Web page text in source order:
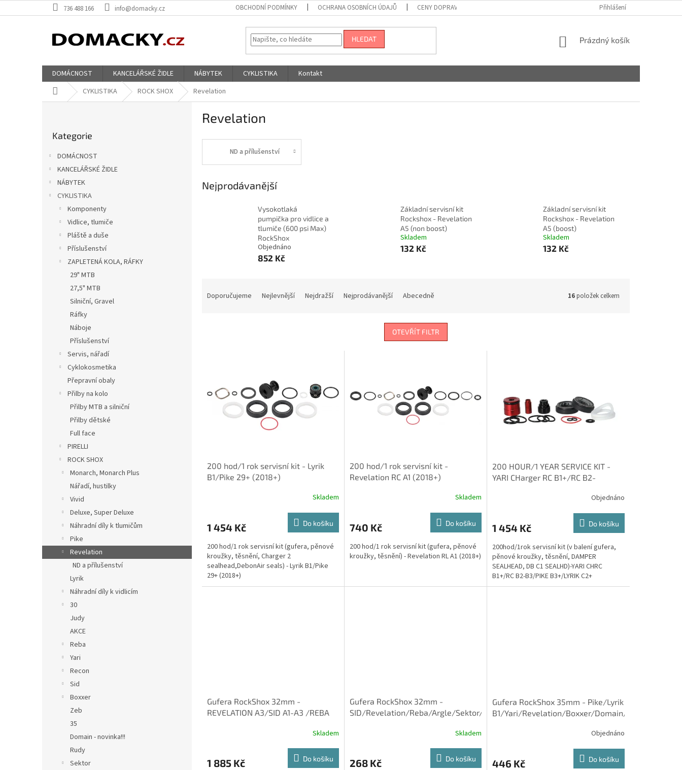
na
736 488 166 info@domacky.cz OBCHODNÍ PODMÍNKY OCHRANA OSOBNÍCH ÚDAJŮ CENY DOPRAVY Přihlášení
HLEDAT
NÁKUPNÍ
Prázdný košík
DOMÁCNOST KANCELÁŘSKÉ ŽIDLE NÁBYTEK CYKLISTIKA
Kontakt
Domů CYKLISTIKA ROCK SHOX Revelation
kategorie
Kategorie
DOMÁCNOST
KANCELÁŘSKÉ ŽIDLE
NÁBYTEK
CYKLISTIKA
Komponenty
Vidlice, tlumiče
Pláště a duše
Příslušenství
ZAPLETENÁ KOLA, RÁFKY
29" MTB
27,5" MTB
Silniční, Gravel
Ráfky
Náboje
Příslušenství
Servis, nářadí
Cyklokosmetika
Přepravní obaly
Přilby na kolo
Přilby MTB a silniční
Přilby dětské
Full face
PIRELLI
ROCK SHOX
Monarch, Monarch Plus
Nářadí, hustilky
Vivid
Deluxe, Super Deluxe
Náhradní díly k tlumičům
Pike
Revelation
ND a přílušenství
Lyrik
Náhradní díly k vidlicím
30
Judy
AKCE
Reba
Yari
Recon
Sid
Boxxer
Zeb
35
Domain - novinka!!!
Rudy
Sektor
Revelation
ND a přílušenství
Nejprodávanější
Vysokotlaká
pumpička pro vidlice a
tlumiče (600 psi Max)
RockShox
Objednáno
852 Kč
Základní servisní kit
Rockshox - Revelation
A5 (non boost)
Skladem
132 Kč
Základní servisní kit
Rockshox - Revelation
A5 (boost)
Skladem
132 Kč
Doporučujeme Nejlevnější Nejdražší Nejprodávanější Abecedně 16položek celkem
OTEVŘÍT FILTR
200 hod/1 rok servisní kit - Lyrik
B1/Pike 29+ (2018+)
Skladem
1 454 Kč Do košíku
200 hod/1 rok servisní kit (gufera, pěnové
kroužky, těsnění, Charger 2
sealhead,DebonAir seals) - Lyrik B1/Pike
29+ (2018+)
200 hod/1 rok servisní kit -
Revelation RC A1 (2018+)
Skladem
740 Kč Do košíku
200 hod/1 rok servisní kit (gufera, pěnové
kroužky, těsnění) - Revelation RL A1 (2018+)
200 HOUR/1 YEAR SERVICE KIT -
YARI CHarger RC B1+/RC B2-
Objednáno
1 454 Kč Do košíku
200hod/1rok servisní kit (v balení gufera,
pěnové kroužky, těsnění, DAMPER
SEALHEAD, DB C1 SEALHD)-YARI CHRC
B1+/RC B2-B3/PIKE B3+/LYRIK C2+
SELECT/REVELATION CHRC A1+/RC A2-A3
Gufera RockShox 32mm -
REVELATION A3/SID A1-A3 /REBA
Skladem
1 885 Kč Do košíku
Gufera RockShox 32mm -
SID/Revelation/Reba/Argle/Sektor/TORA/Recon/XC32
Skladem
268 Kč Do košíku
Gufera RockShox 35mm - Pike/Lyrik
B1/Yari/Revelation/Boxxer/Domain/35G
Objednáno
446 Kč Do košíku